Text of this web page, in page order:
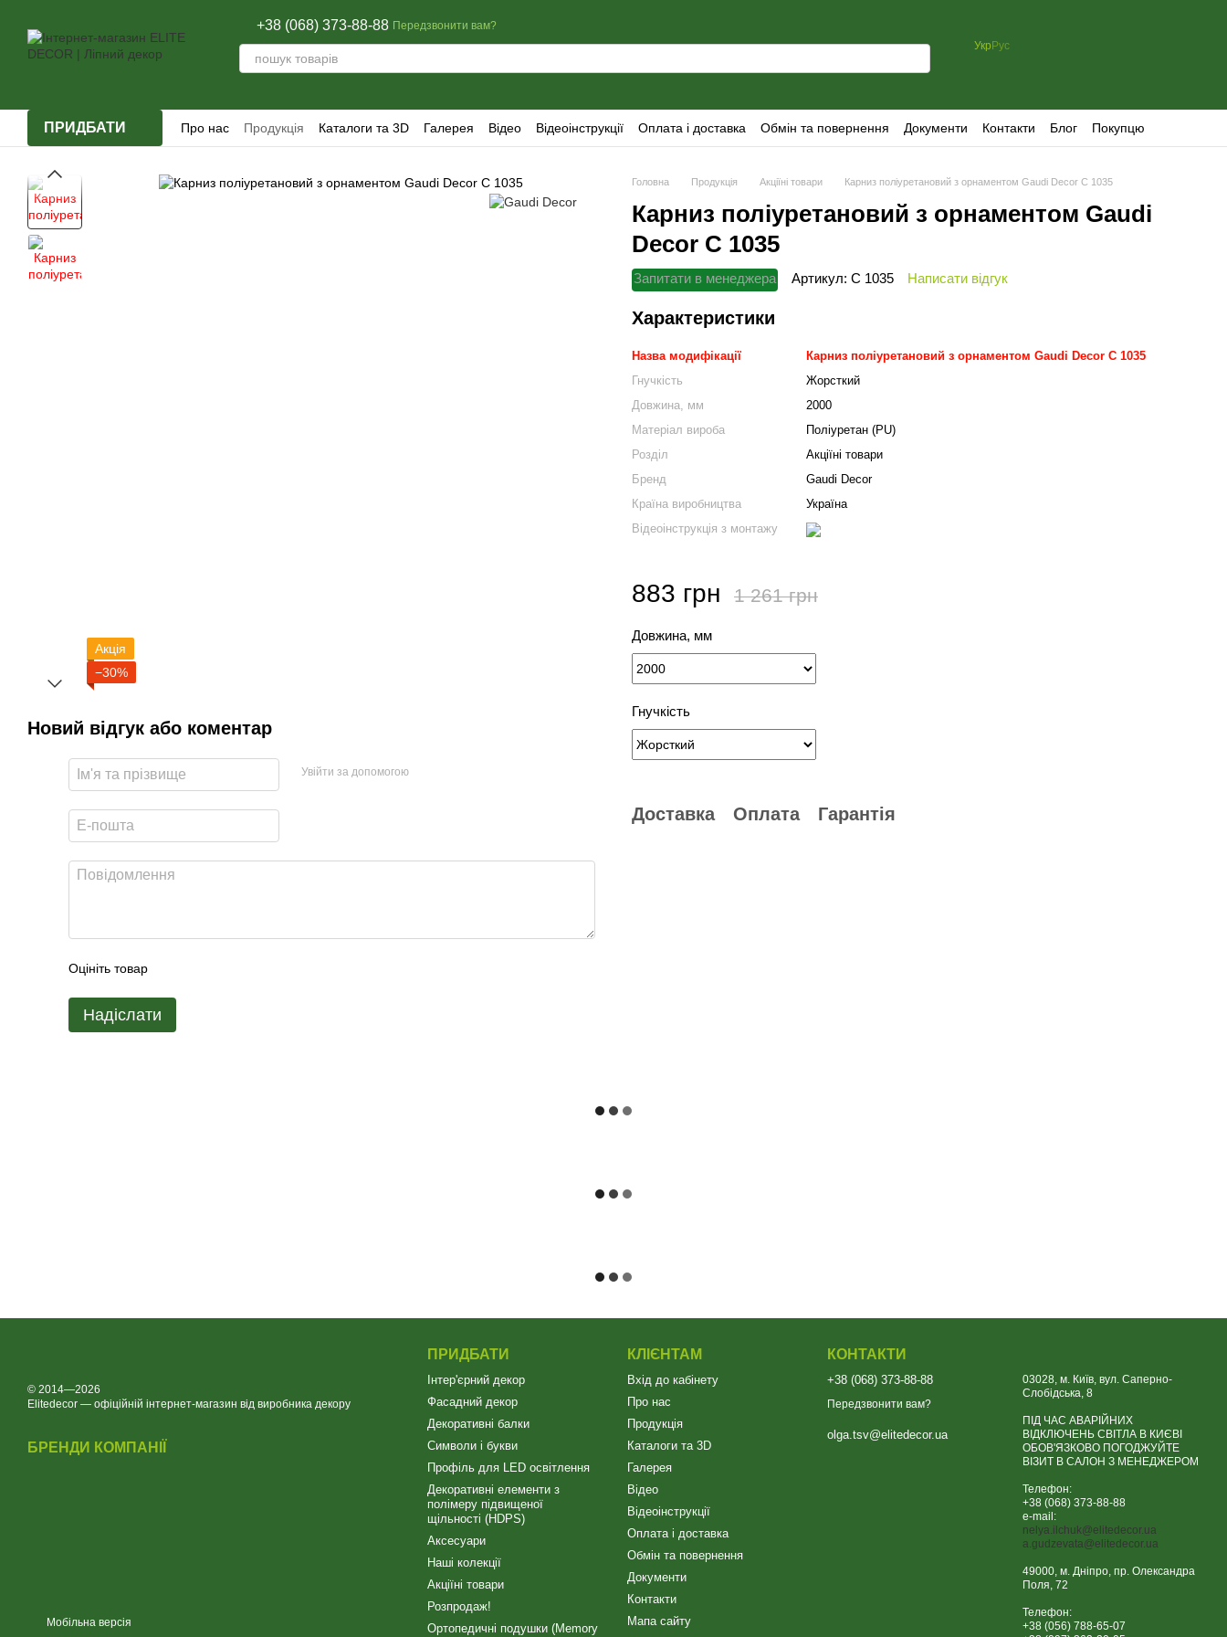
+38 (068) 373-88-88 Передзвонити вам?
Укр Рус
ПРИДБАТИ Про нас Продукція Каталоги та 3D Галерея Відео Відеоінструкції Оплата і доставка Обмін та повернення Документи Контакти Блог
Покупцю
Відгуки
Акція
−30%
Новий відгук або коментар
Увійти за допомогою
Оцініть товар
Надіслати
Головна Продукція Акціїні товари Карниз поліуретановий з орнаментом Gaudi Decor C 1035
Карниз поліуретановий з орнаментом Gaudi
Decor C 1035
Запитати в менеджера Артикул: C 1035 Написати відгук
Характеристики
Назва модифікації
Карниз поліуретановий з орнаментом Gaudi Decor C 1035
Гнучкість
Жорсткий
Довжина, мм
2000
Mатеріал вироба
Поліуретан (PU)
Розділ
Акціїні товари
Бренд
Gaudi Decor
Країна виробництва
Україна
Відеоінструкція з монтажу
883 грн 1 261 грн
Довжина, мм
Гнучкість
Доставка Оплата Гарантія
© 2014—2026
Elitedecor — офіційній інтернет-магазин від виробника декору
БРЕНДИ КОМПАНІЇ
Мобільна версія
ПРИДБАТИ
Інтер'єрний декор
Фасадний декор
Декоративні балки
Символи і букви
Профіль для LED освітлення
Декоративні елементи з
полімеру підвищеної
щільності (HDPS)
Аксесуари
Наші колекції
Акціїні товари
Розпродаж!
Ортопедичні подушки (Memory
КЛІЄНТАМ
Вхід до кабінету
Про нас
Продукція
Каталоги та 3D
Галерея
Відео
Відеоінструкції
Оплата і доставка
Обмін та повернення
Документи
Контакти
Мапа сайту
КОНТАКТИ
+38 (068) 373-88-88
Передзвонити вам?
olga.tsv@elitedecor.ua
03028, м. Київ, вул. Саперно-
Слобідська, 8
ПІД ЧАС АВАРІЙНИХ
ВІДКЛЮЧЕНЬ СВІТЛА В КИЄВІ
ОБОВ'ЯЗКОВО ПОГОДЖУЙТЕ
ВІЗИТ В САЛОН З МЕНЕДЖЕРОМ
Телефон:
+38 (068) 373-88-88
e-mail:
nelya.ilchuk@elitedecor.ua
a.gudzevata@elitedecor.ua
49000, м. Дніпро, пр. Олександра
Поля, 72
Телефон:
+38 (056) 788-65-07